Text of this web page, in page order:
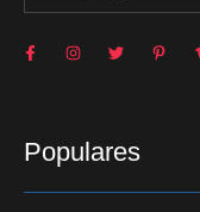
Populares